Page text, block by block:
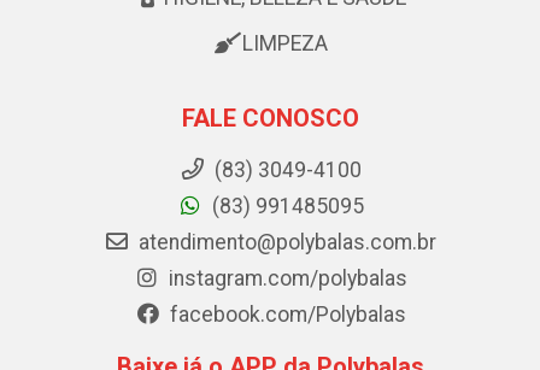
LIMPEZA
FALE CONOSCO
(83) 3049-4100
(83) 991485095
atendimento@polybalas.com.br
instagram.com/polybalas
facebook.com/Polybalas